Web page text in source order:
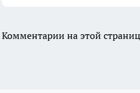
Комментарии на этой